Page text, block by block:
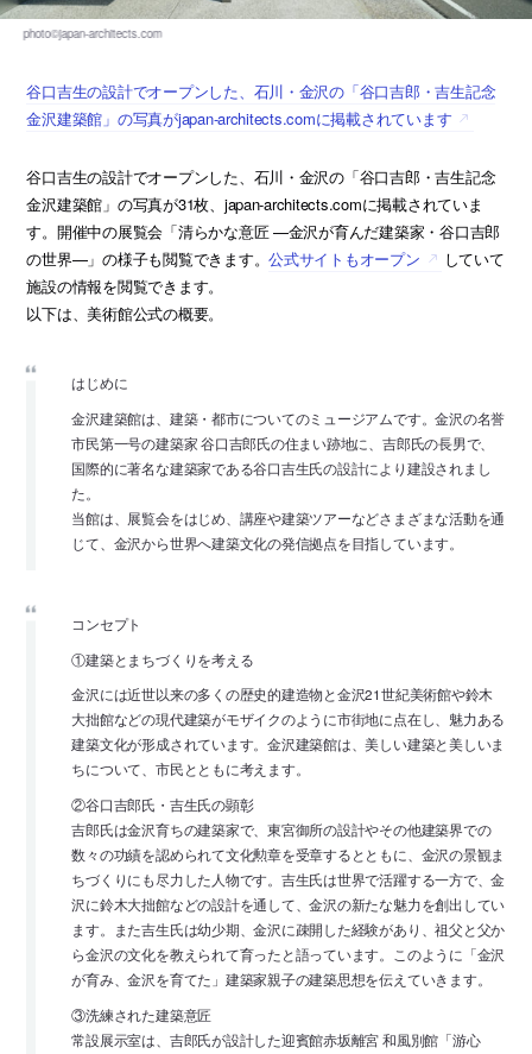
谷口吉生の設計でオープンした、石川・金沢の「谷口吉郎・吉生記念
金沢建築館」の写真がjapan-architects.comに掲載されています
谷口吉生の設計でオープンした、石川・金沢の「谷口吉郎・吉生記念
金沢建築館」の写真が31枚、japan-architects.comに掲載されていま
す。開催中の展覧会「清らかな意匠 —金沢が育んだ建築家・谷口吉郎
の世界—」の様子も閲覧できます。公式サイトもオープン
していて
施設の情報を閲覧できます。
以下は、美術館公式の概要。
はじめに
金沢建築館は、建築・都市についてのミュージアムです。金沢の名誉
市民第一号の建築家 谷口吉郎氏の住まい跡地に、吉郎氏の長男で、
国際的に著名な建築家である谷口吉生氏の設計により建設されまし
た。
当館は、展覧会をはじめ、講座や建築ツアーなどさまざまな活動を通
じて、金沢から世界へ建築文化の発信拠点を目指しています。
コンセプト
①建築とまちづくりを考える
金沢には近世以来の多くの歴史的建造物と金沢21世紀美術館や鈴木
大拙館などの現代建築がモザイクのように市街地に点在し、魅力ある
建築文化が形成されています。金沢建築館は、美しい建築と美しいま
ちについて、市民とともに考えます。
②谷口吉郎氏・吉生氏の顕彰
吉郎氏は金沢育ちの建築家で、東宮御所の設計やその他建築界での
数々の功績を認められて文化勲章を受章するとともに、金沢の景観ま
ちづくりにも尽力した人物です。吉生氏は世界で活躍する一方で、金
沢に鈴木大拙館などの設計を通して、金沢の新たな魅力を創出してい
ます。また吉生氏は幼少期、金沢に疎開した経験があり、祖父と父か
ら金沢の文化を教えられて育ったと語っています。このように「金沢
が育み、金沢を育てた」建築家親子の建築思想を伝えていきます。
③洗練された建築意匠
常設展示室は、吉郎氏が設計した迎賓館赤坂離宮 和風別館「游心